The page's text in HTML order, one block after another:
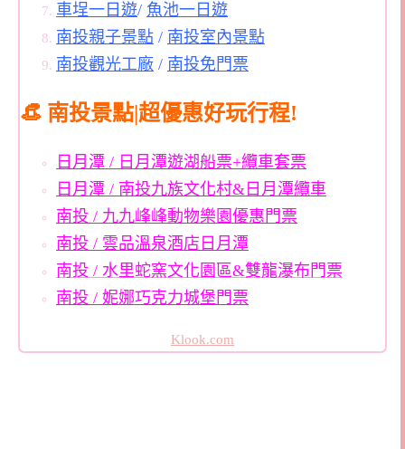
車埕一日遊/ 魚池一日遊
南投親子景點 / 南投室內景點
南投觀光工廠 / 南投免門票
👒 南投景點|超優惠好玩行程!
日月潭 / 日月潭遊湖船票+纜車套票
日月潭 / 南投九族文化村&日月潭纜車
南投 / 九九峰峰動物樂園優惠門票
南投 / 雲品溫泉酒店日月潭
南投 / 水里蛇窯文化園區&雙龍瀑布門票
南投 / 妮娜巧克力城堡門票
Klook.com